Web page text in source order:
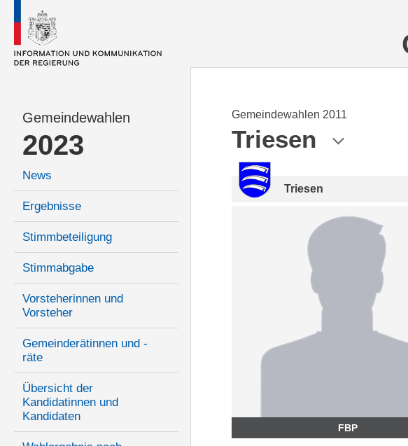
Gemeindewahlen
2023
News
Ergebnisse
Stimmbeteiligung
Stimmabgabe
Vorsteherinnen und
Vorsteher
Gemeinderätinnen und -
räte
Übersicht der
Kandidatinnen und
Kandidaten
Gemeindewahlen 2011
Triesen
Triesen
FBP